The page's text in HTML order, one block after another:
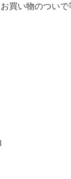
買い物のついで